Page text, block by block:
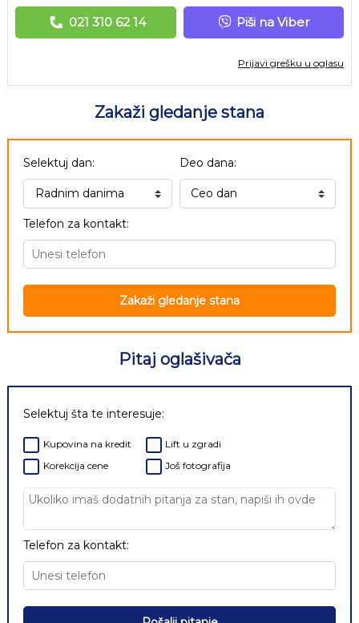
021 310 62 14 Piši na Viber
Prijavi grešku u oglasu
Zakaži gledanje stana
Selektuj dan: Deo dana:
Telefon za kontakt:
Zakaži gledanje stana
Pitaj oglašivača
Selektuj šta te interesuje:
Kupovina na kredit
Korekcija cene
Lift u zgradi
Još fotografija
Telefon za kontakt: